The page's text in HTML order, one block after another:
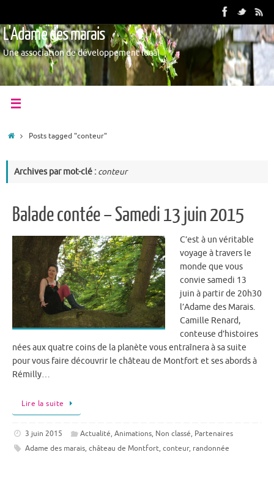
L'Adame des marais
Une association de développement local
Posts tagged "conteur"
Archives par mot-clé : conteur
Balade contée – Samedi 13 juin 2015
C’est à un véritable
voyage à travers le
monde que vous
convie samedi 13
juin à partir de 20h30
l’Adame des Marais.
Camille Renard,
conteuse d’histoires
nées aux quatre coins de la planète vous entraînera à sa suite
pour vous faire découvrir le château de Montfort et ses abords à
Rémilly…
Lire la suite
3 juin 2015 Actualité,Animations, Non classé, Partenaires
Adame des marais, château de Montfort, conteur, randonnée